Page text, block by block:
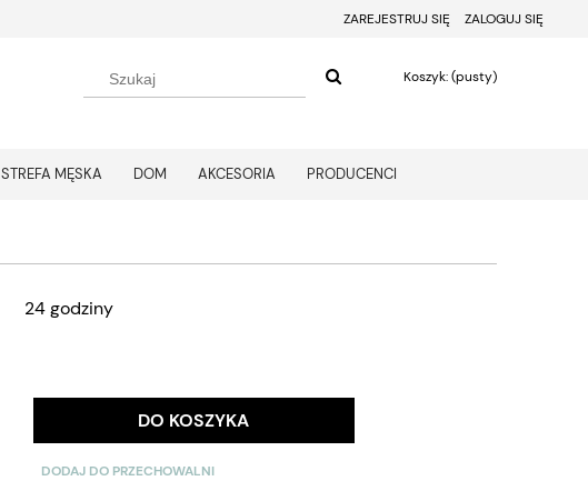
ZAREJESTRUJ SIĘ ZALOGUJ SIĘ
Koszyk:(pusty)
STREFA MĘSKA DOM AKCESORIA PRODUCENCI
24 godziny
DO KOSZYKA
DODAJ DO PRZECHOWALNI